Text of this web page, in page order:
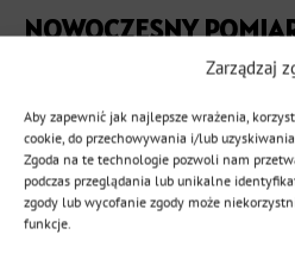
Zarządzaj
Aby zapewnić jak najlepsze wrażenia,
cookie, do przechowywania i/lub
Zgoda na te technologie pozwoli nam
podczas przeglądania lub unikalne
zgody lub wycofanie zgody może
funkcje.
NOWOCZESNY
Nowoczesny Kardiowatch Ekg
wyposażony w innowacyjną
poziomu glukozy,
zdrowia bez użycia igieł.
Szybki pomiar
– wynik pojawia